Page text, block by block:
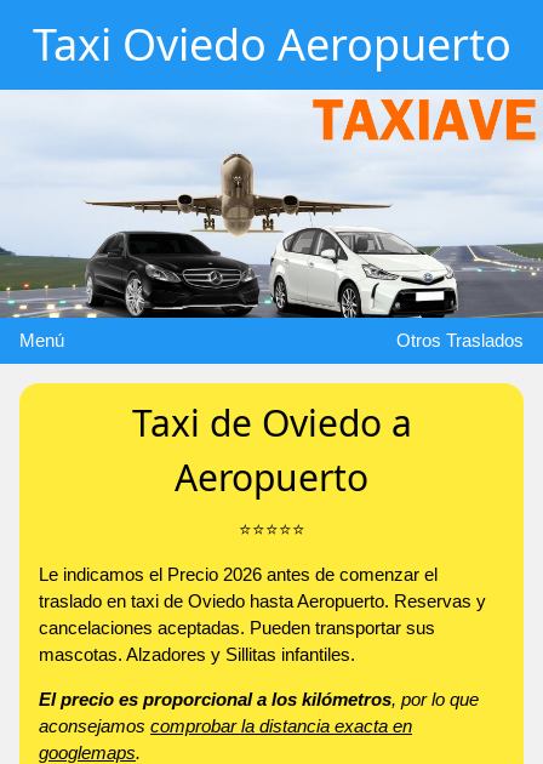
Taxi Oviedo Aeropuerto
Menú Otros Traslados
Taxi de Oviedo a
Aeropuerto
⭐️⭐️⭐️⭐️⭐️
Le indicamos el Precio 2026 antes de comenzar el
traslado en taxi de Oviedo hasta Aeropuerto. Reservas y
cancelaciones aceptadas. Pueden transportar sus
mascotas. Alzadores y Sillitas infantiles.
El precio es proporcional a los kilómetros, por lo que
aconsejamos comprobar la distancia exacta en
googlemaps.